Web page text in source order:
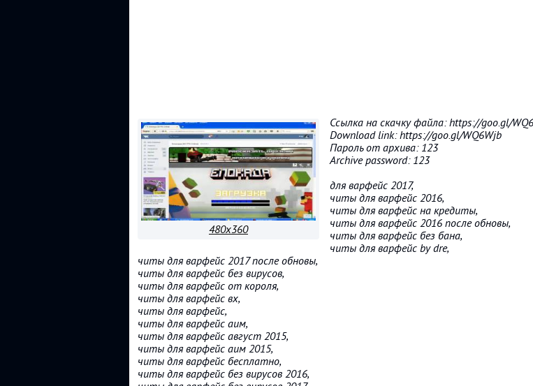
480x360
Ссылка на скачку файла: https://goo.gl/
Download link: https://goo.gl/WQ6Wjb
Пароль от архива: 123
Archive password: 123
для варфейс 2017,
читы для варфейс 2016,
читы для варфейс на кредиты,
читы для варфейс 2016 после обновы,
читы для варфейс без бана,
читы для варфейс by dre,
читы для варфейс 2017 после обновы,
читы для варфейс без вирусов,
читы для варфейс от короля,
читы для варфейс вх,
читы для варфейс,
читы для варфейс аим,
читы для варфейс август 2015,
читы для варфейс аим 2015,
читы для варфейс бесплатно,
читы для варфейс без вирусов 2016,